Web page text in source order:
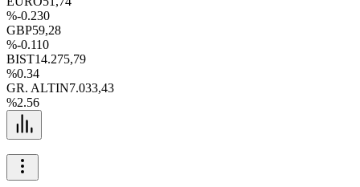
%-0.230
GBP59,28
%-0.110
BIST14.275,79
%0.34
GR. ALTIN7.033,43
%2.56